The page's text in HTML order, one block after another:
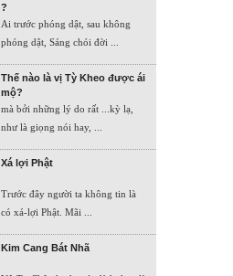
?
Ai trước phóng dật, sau không
phóng dật, Sáng chói đời ...
Thế nào là vị Tỳ Kheo được ái
mộ?
mà bởi những lý do rất ...kỳ lạ,
như là giọng nói hay, ...
Xá lợi Phật
Trước đây người ta không tin là
có xá-lợi Phật. Mãi ...
Kim Cang Bát Nhã